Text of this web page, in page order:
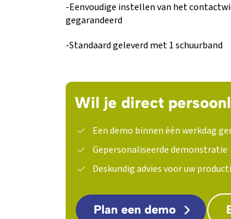
-Eenvoudige instellen van het
gegarandeerd
-Standaard geleverd met 1 schuurband
Wil je direct
Een demo binnen één werkdag
Gepersonaliseerde demonstratie
Deskundig advies voor uw
Plan een demo